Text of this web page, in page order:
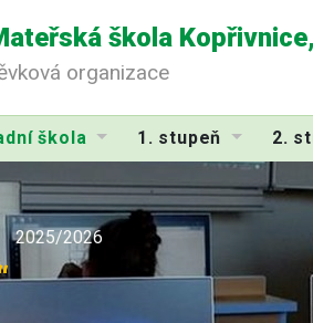
škola
organizace
škola 1. stupeň 2.
2025/2026